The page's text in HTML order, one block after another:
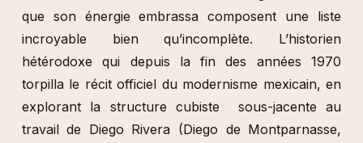
que son énergie embrassa composent une liste
incroyable bien qu’incomplète. L’historien
hétérodoxe qui depuis la fin des années 1970
torpilla le récit officiel du modernisme mexicain, en
explorant la structure cubiste sous-jacente au
travail de Diego Rivera (Diego de Montparnasse,